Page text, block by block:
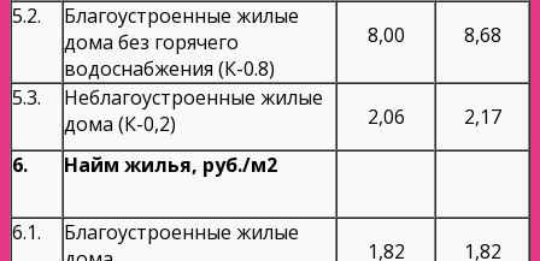
5.2.
Благоустроенные жилые
дома без горячего
водоснабжения (К-0.8)
8,00 8,68
5.3.
Неблагоустроенные жилые
дома (К-0,2)
2,06
2,17
6.
Найм жилья, руб./м2
6.1.
Благоустроенные жилые
1,82
1,82